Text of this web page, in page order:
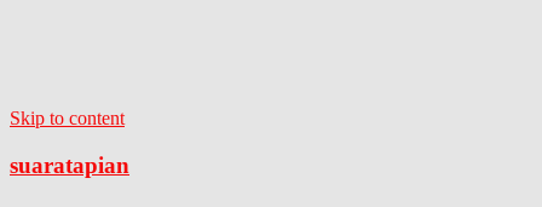
Skip to content
suaratapian